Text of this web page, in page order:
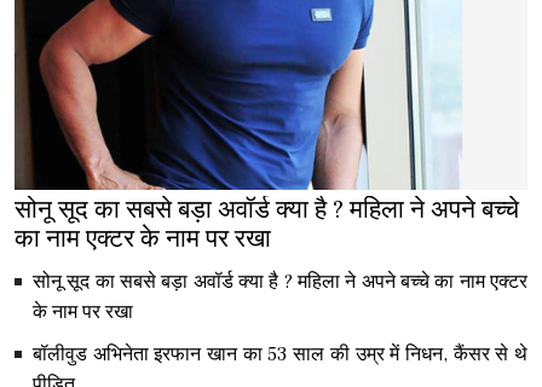
सोनू सूद का सबसे बड़ा अवॉर्ड क्या है ? महिला ने अपने बच्चे
का नाम एक्टर के नाम पर रखा
सोनू सूद का सबसे बड़ा अवॉर्ड क्या है ? महिला ने अपने बच्चे का नाम एक्टर
के नाम पर रखा
बॉलीवुड अभिनेता इरफान खान का 53 साल की उम्र में निधन, कैंसर से थे